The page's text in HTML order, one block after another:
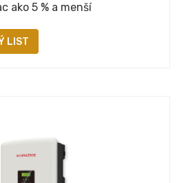
ako 5 % a menší
LIST